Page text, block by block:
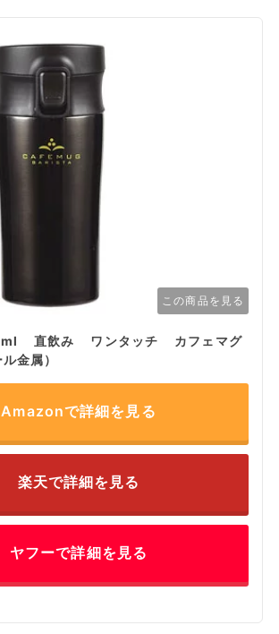
この商品を見る
飲み ワンタッチ カフェマグ
金属）
Amazonで詳細を見る
楽天で詳細を見る
ヤフーで詳細を見る